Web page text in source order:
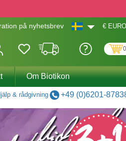
på nyhetsbrev € EURO
Om Biotikon
& rådgivning +49 (0)6201-